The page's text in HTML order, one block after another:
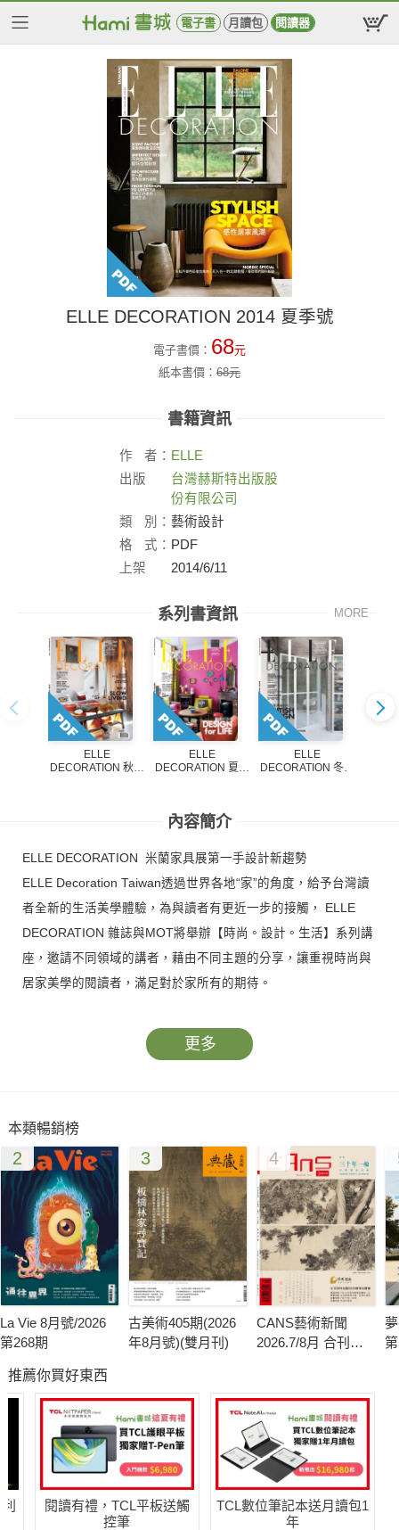
電子書 月讀包 閱讀器
ELLE DECORATION 2014 夏季號
電子書價： 68元
紙本書價： 68元
書籍資訊
作 者： ELLE
出版
台灣赫斯特出版股
份有限公司
類
別： 藝術設計
格
式： PDF
上架
2014/6/11
系列書資訊 MORE
ELLE
DECORATION 秋冬
ELLE
DECORATION 夏季
ELLE
DECORATION 冬季
內容簡介
ELLE DECORATION 米蘭家具展第一手設計新趨勢
ELLE Decoration Taiwan透過世界各地“家”的角度，給予台灣讀
者全新的生活美學體驗，為與讀者有更近一步的接觸， ELLE
DECORATION 雜誌與MOT將舉辦【時尚。設計。生活】系列講
座，邀請不同領域的講者，藉由不同主題的分享，讓重視時尚與
居家美學的閱讀者，滿足對於家所有的期待。
更多
本類暢銷榜
2
La Vie 8月號/2026
第268期
3
古美術405期(2026
年8月號)(雙月刊)
4
CANS藝術新聞
2026.7/8月 合刊號
推薦你買好東西
閱讀有禮，TCL平板送觸
控筆
TCL數位筆記本送月讀包1
年